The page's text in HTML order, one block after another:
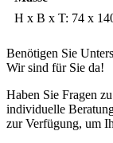
H x B x T: 74 x
Benötigen Sie
Wir sind für Sie da!
Haben Sie Fragen
individuelle
zur Verfügung, um